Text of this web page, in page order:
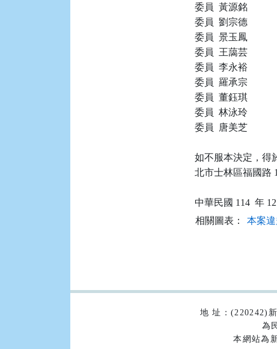
委員  黃源銘
委員  劉宗德
委員  景玉鳳
委員  王藹芸
委員  李永裕
委員  羅承宗
委員  董鈺琪
委員  林泳玲
委員  唐美芝
如不服本決定，得
北市士林區福國路
相關圖表：
本案
地 址：(220242)
為
本網站為